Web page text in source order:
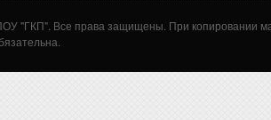
"ГКП". Все права защищены. При копировании